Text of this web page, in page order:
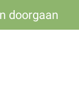
doorgaan